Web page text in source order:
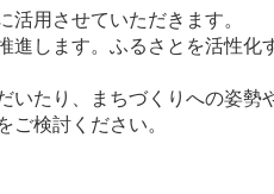
用させていただきます。
します。ふるさとを活性化
たり、まちづくりへの姿勢
検討ください。